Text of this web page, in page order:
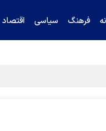
فرهنگ سیاسی اقتصاد
درباره پزشکیان را تکذیب کرد